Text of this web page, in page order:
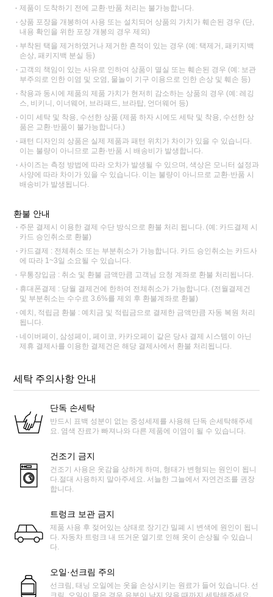
제품이 도착하기 전에 교환·반품 처리는 불가능합니다.
상품 포장을 개봉하여 사용 또는 설치되어 상품의 가치가 훼손된 경우 (단,
내용 확인을 위한 포장 개봉의 경우 제외)
부착된 택을 제거하였거나 제거한 흔적이 있는 경우 (예: 택제거, 패키지백
손상, 패키지백 분실 등)
고객의 책임이 있는 사유로 인하여 상품이 멸실 또는 훼손된 경우 (예: 보관
부주의로 인한 이염 및 오염, 물놀이 기구 이용으로 인한 손상 및 훼손 등)
착용과 동시에 제품의 제품 가치가 현저히 감소하는 상품의 경우 (예: 레깅
스, 비키니, 이너웨어, 브라패드, 브라탑, 언더웨어 등)
이미 세탁 및 착용, 수선한 상품 (제품 하자 시에도 세탁 및 착용, 수선한 상
품은 교환·반품이 불가능합니다.)
패턴 디자인의 상품은 실제 제품과 패턴 위치가 차이가 있을 수 있습니다.
이는 불량이 아니므로 교환·반품 시 배송비가 발생합니다.
사이즈는 측정 방법에 따라 오차가 발생될 수 있으며, 색상은 모니터 설정과
사양에 따라 차이가 있을 수 있습니다. 이는 불량이 아니므로 교환·반품 시
배송비가 발생됩니다.
환불 안내
주문 결제시 이용한 결제 수단 방식으로 환불 처리 됩니다. (예: 카드결제 시
카드 승인취소로 환불)
카드결제 : 전체취소 또는 부분취소가 가능합니다. 카드 승인취소는 카드사
에 따라 1~3일 소요될 수 있습니다.
무통장입금 : 취소 및 환불 금액만큼 고객님 요청 계좌로 환불 처리됩니다.
휴대폰결제 : 당월 결제건에 한하여 전체취소가 가능합니다. (전월결제건
및 부분취소는 수수료 3.6%를 제외 후 환불계좌로 환불)
예치, 적립금 환불 : 예치금 및 적립금으로 결제한 금액만큼 자동 복원 처리
됩니다.
네이버페이, 삼성페이, 페이코, 카카오페이 같은 당사 결제 시스템이 아닌
제휴 결제사를 이용한 결제건은 해당 결제사에서 환불 처리됩니다.
세탁 주의사항 안내
단독 손세탁
반드시 표백 성분이 없는 중성세제를 사용해 단독 손세탁해주세
요. 염색 잔료가 빠져나와 다른 제품에 이염이 될 수 있습니다.
건조기 금지
건조기 사용은 옷감을 상하게 하며, 형태가 변형되는 원인이 됩니
다.절대 사용하지 말아주세요. 서늘한 그늘에서 자연건조를 권장
합니다.
트렁크 보관 금지
제품 사용 후 젖어있는 상태로 장기간 밀폐 시 변색에 원인이 됩니
다. 자동차 트렁크 내 뜨거운 열기로 인해 옷이 손상될 수 있습니
다.
오일·선크림 주의
선크림, 태닝 오일에는 옷을 손상시키는 원료가 들어 있습니다. 선
크림, 오일이 묻은 경우 유분이 남지 않을 때까지 세탁해주세요.